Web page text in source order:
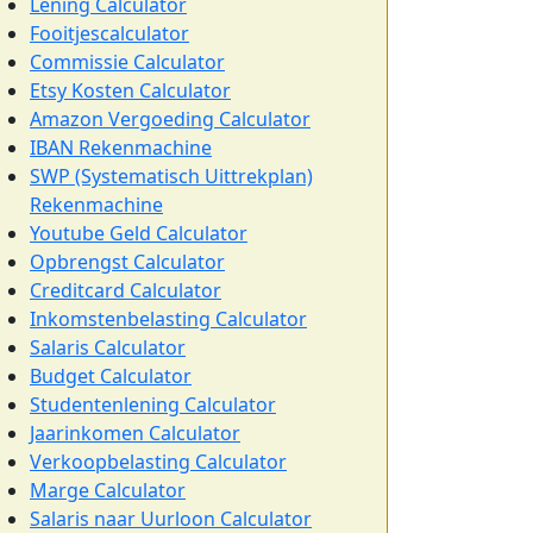
Fooitjescalculator
Commissie Calculator
Etsy Kosten Calculator
Amazon Vergoeding Calculator
IBAN Rekenmachine
SWP (Systematisch Uittrekplan)
Rekenmachine
Youtube Geld Calculator
Opbrengst Calculator
Creditcard Calculator
Inkomstenbelasting Calculator
Salaris Calculator
Budget Calculator
Studentenlening Calculator
Jaarinkomen Calculator
Verkoopbelasting Calculator
Marge Calculator
Salaris naar Uurloon Calculator